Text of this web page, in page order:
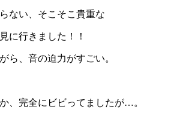
ない、そこそこ貴重な
に行きました！！
ら、音の迫力がすごい。
、完全にビビってましたが…。